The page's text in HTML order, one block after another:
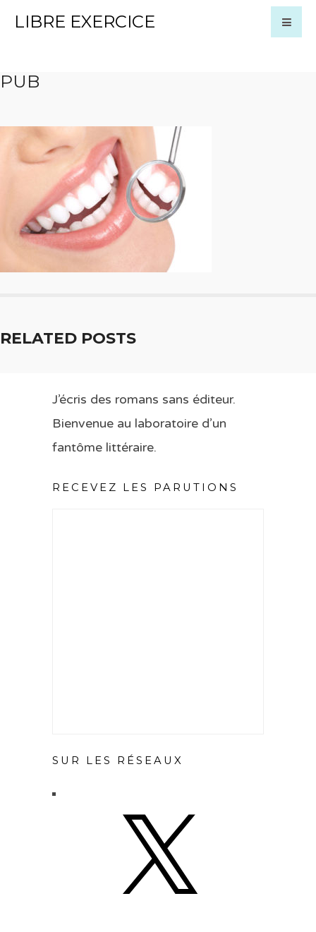
LIBRE EXERCICE
PUB
RELATED POSTS
J’écris des romans sans éditeur.
Bienvenue au laboratoire d’un
fantôme littéraire.
RECEVEZ LES PARUTIONS
SUR LES RÉSEAUX